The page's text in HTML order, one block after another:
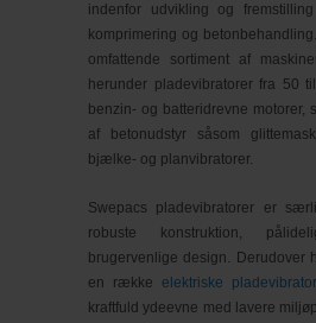
indenfor udvikling og
komprimering og
omfattende sortiment af
herunder pladevibratorer fra 50
benzin- og batteridrevne motorer,
af betonudstyr såsom
bjælke- og planvibratorer.
Swepacs pladevibratorer er
robuste konstruktion,
brugervenlige design. Derudover
en række elektriske
kraftfuld ydeevne med lavere